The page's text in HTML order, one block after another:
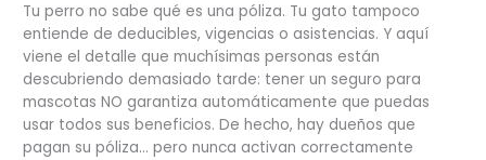
Tu perro no sabe qué es una póliza. Tu gato tampoco
entiende de deducibles, vigencias o asistencias. Y aquí
viene el detalle que muchísimas personas están
descubriendo demasiado tarde: tener un seguro para
mascotas NO garantiza automáticamente que puedas
usar todos sus beneficios. De hecho, hay dueños que
pagan su póliza… pero nunca activan correctamente